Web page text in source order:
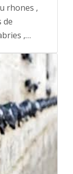
rhones ,
de
,…